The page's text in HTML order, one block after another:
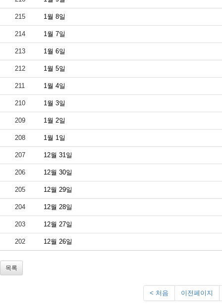
215 1월 8일
214 1월 7일
213 1월 6일
212 1월 5일
211 1월 4일
210 1월 3일
209 1월 2일
208 1월 1일
207 12월 31일
206 12월 30일
205 12월 29일
204 12월 28일
203 12월 27일
202 12월 26일
목록
< 처음 이전페이지